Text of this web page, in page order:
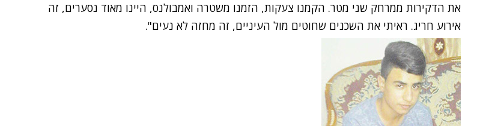
את הדקירות ממרחק שני מטר. הקמנו צעקות, הזמנו משטרה ואמבולנס, היינו מאוד נסערים, זה
אירוע חריג. ראיתי את השכנים שחוטים מול העיניים, זה מחזה לא נעים".